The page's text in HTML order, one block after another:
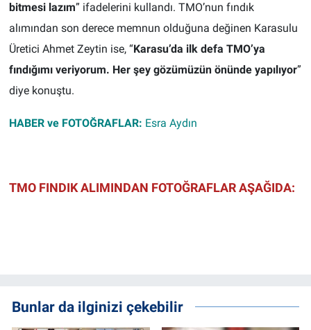
bitmesi lazım” ifadelerini kullandı. TMO’nun fındık
alımından son derece memnun olduğuna değinen Karasulu
Üretici Ahmet Zeytin ise, “Karasu’da ilk defa TMO’ya
fındığımı veriyorum. Her şey gözümüzün önünde yapılıyor”
diye konuştu.
HABER ve FOTOĞRAFLAR: Esra Aydın
TMO FINDIK ALIMINDAN FOTOĞRAFLAR AŞAĞIDA:
Bunlar da ilginizi çekebilir